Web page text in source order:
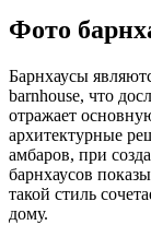
Фото
Барнхаусы
barnhouse, что
отражает
архитектурные
амбаров, при
барнхаусов
такой стиль
дому.